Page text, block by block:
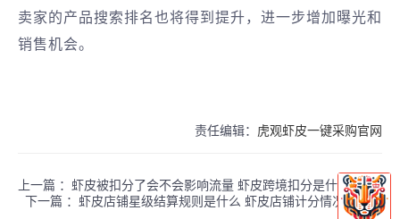
卖家的产品搜索排名也将得到提升，进一步增加曝光和
销售机会。
责任编辑： 虎观虾皮一键采购官网
上一篇 ： 虾皮被扣分了会不会影响流量 虾皮跨境扣分是什么原因
下一篇 ： 虾皮店铺星级结算规则是什么 虾皮店铺计分情况有哪些